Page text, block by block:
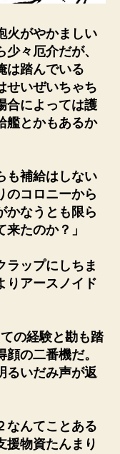
火がやかましい
々厄介だが、
は踏んでいる
いぜいちゃち
合によっては護
艦とかもあるか
も補給はしない
コロニーから
かなうとも限ら
たのか？」
ラップにしちま
りアースノイド
の経験と勘も踏
の二番機だ。
るいだみ声が返
なんてことある
物資たんまり